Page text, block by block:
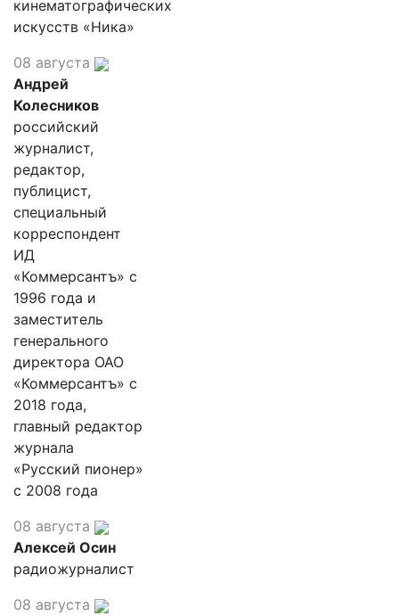
кинематографических
искусств «Ника»
08 августа
Андрей
Колесников
российский
журналист,
редактор,
публицист,
специальный
корреспондент
ИД
«Коммерсантъ» с
1996 года и
заместитель
генерального
директора ОАО
«Коммерсантъ» с
2018 года,
главный редактор
журнала
«Русский пионер»
с 2008 года
08 августа
Алексей Осин
радиожурналист
08 августа